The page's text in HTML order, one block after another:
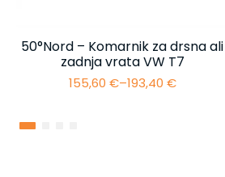
50°Nord – Komarnik za drsna ali
zadnja vrata VW T7
155,60 €–193,40 €
Cenovni